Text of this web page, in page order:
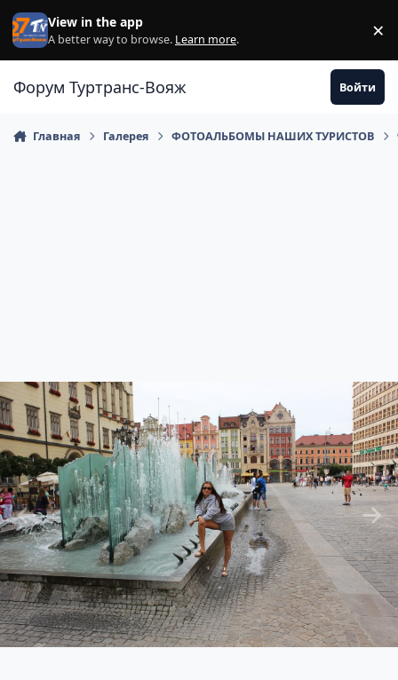
Перейти к содержанию
View in the app
A better way to browse. Learn more. ×
Форум Туртранс-Вояж Войти
Главная Галерея ФОТОАЛЬБОМЫ НАШИХ ТУРИСТОВ